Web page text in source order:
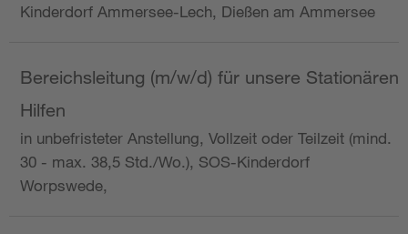
Kinderdorf Ammersee-Lech, Dießen am Ammersee
Bereichsleitung (m/w/d) für unsere Stationären
Hilfen
in unbefristeter Anstellung, Vollzeit oder Teilzeit (mind.
30 - max. 38,5 Std./Wo.), SOS-Kinderdorf
Worpswede,